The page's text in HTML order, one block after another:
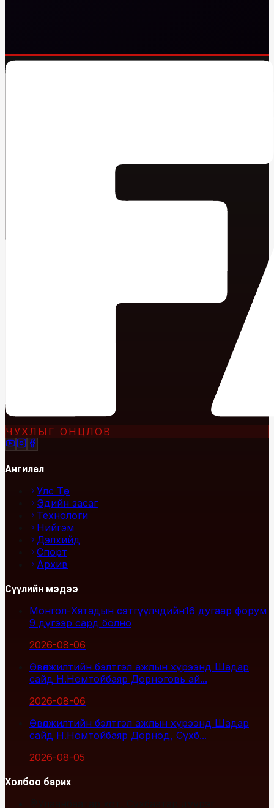
ЧУХЛЫГ ОНЦЛОВ
Ангилал
Улс Төр
Эдийн засаг
Технологи
Нийгэм
Дэлхийд
Спорт
Архив
Сүүлийн мэдээ
Монгол-Хятадын сэтгүүлчдийн16 дугаар форум
9 дүгээр сард болно
2026-08-06
Өвөлжилтийн бэлтгэл ажлын хүрээнд Шадар
сайд Н.Номтойбаяр Дорноговь ай...
2026-08-06
Өвөлжилтийн бэлтгэл ажлын хүрээнд Шадар
сайд Н.Номтойбаяр Дорнод, Сүхб...
2026-08-05
Холбоо барих